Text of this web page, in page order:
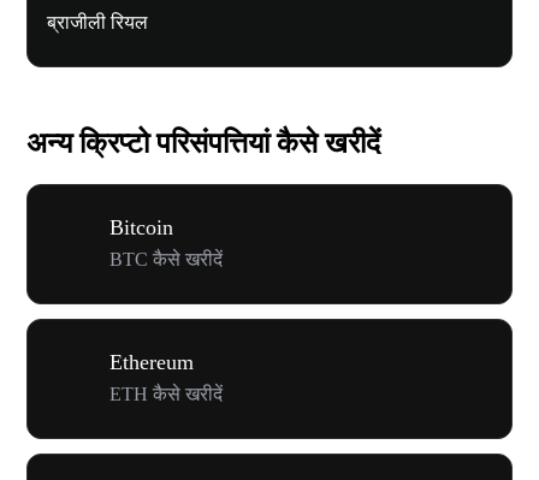
ब्राजीली रियल
अन्य क्रिप्टो परिसंपत्तियां कैसे खरीदें
Bitcoin
BTC कैसे खरीदें
Ethereum
ETH कैसे खरीदें